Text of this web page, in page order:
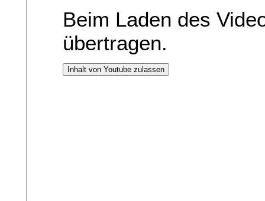
Beim Laden des
übertragen.
Inhalt von Youtube zulassen